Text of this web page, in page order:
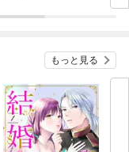
もっと見る